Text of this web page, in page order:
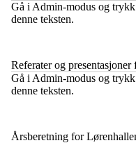
​Gå i Admin-modus og
denne teksten.
Referater og
​Gå i Admin-modus og
denne teksten.
Årsberetning for